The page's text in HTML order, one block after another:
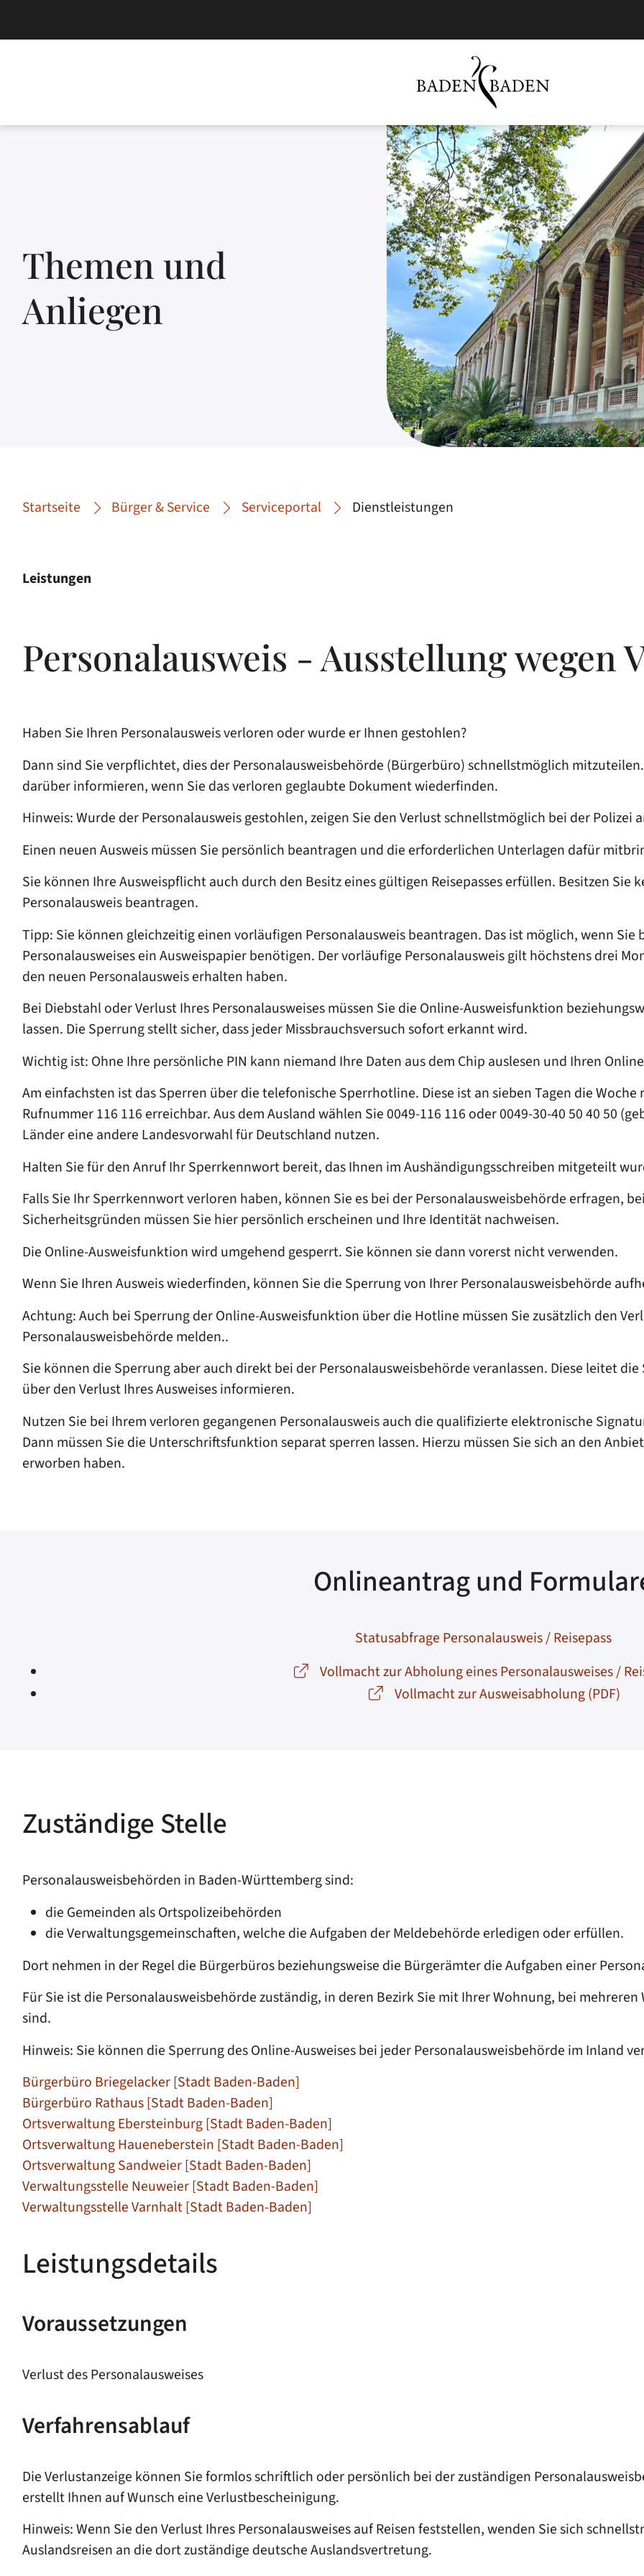
Themen und
Anliegen
Startseite Bürger & Service Serviceportal Dienstleistungen
Leistungen
Personalausweis - Ausstellung wegen
Haben Sie Ihren Personalausweis verloren oder wurde er Ihnen gestohlen?
Dann sind Sie verpflichtet, dies der Personalausweisbehörde (Bürgerbüro) schnellstmöglich
darüber informieren, wenn Sie das verloren geglaubte Dokument wiederfinden.
Hinweis: Wurde der Personalausweis gestohlen, zeigen Sie den Verlust schnellstmöglich bei der Polizei
Einen neuen Ausweis müssen Sie persönlich beantragen und die erforderlichen Unterlagen dafür
Sie können Ihre Ausweispflicht auch durch den Besitz eines gültigen Reisepasses erfüllen. Besitzen Sie
Personalausweis beantragen.
Tipp: Sie können gleichzeitig einen vorläufigen Personalausweis beantragen. Das ist möglich, wenn
Personalausweises ein Ausweispapier benötigen. Der vorläufige Personalausweis gilt höchstens drei
den neuen Personalausweis erhalten haben.
Bei Diebstahl oder Verlust Ihres Personalausweises müssen Sie die Online-Ausweisfunktion
lassen. Die Sperrung stellt sicher, dass jeder Missbrauchsversuch sofort erkannt wird.
Wichtig ist: Ohne Ihre persönliche PIN kann niemand Ihre Daten aus dem Chip auslesen und Ihren
Am einfachsten ist das Sperren über die telefonische Sperrhotline. Diese ist an sieben Tagen die
Rufnummer 116 116 erreichbar. Aus dem Ausland wählen Sie 0049-116 116 oder 0049-30-40 50 40 50
Länder eine andere Landesvorwahl für Deutschland nutzen.
Halten Sie für den Anruf Ihr Sperrkennwort bereit, das Ihnen im Aushändigungsschreiben mitgeteilt
Falls Sie Ihr Sperrkennwort verloren haben, können Sie es bei der Personalausweisbehörde erfragen,
Sicherheitsgründen müssen Sie hier persönlich erscheinen und Ihre Identität nachweisen.
Die Online-Ausweisfunktion wird umgehend gesperrt. Sie können sie dann vorerst nicht verwenden.
Wenn Sie Ihren Ausweis wiederfinden, können Sie die Sperrung von Ihrer Personalausweisbehörde
Achtung: Auch bei Sperrung der Online-Ausweisfunktion über die Hotline müssen Sie zusätzlich den
Personalausweisbehörde melden..
Sie können die Sperrung aber auch direkt bei der Personalausweisbehörde veranlassen. Diese leitet
über den Verlust Ihres Ausweises informieren.
Nutzen Sie bei Ihrem verloren gegangenen Personalausweis auch die qualifizierte elektronische
Dann müssen Sie die Unterschriftsfunktion separat sperren lassen. Hierzu müssen Sie sich an den
erworben haben.
Onlineantrag und
Statusabfrage Personalausweis / Reisepass
Vollmacht zur Abholung eines Personalausweises /
Vollmacht zur Ausweisabholung (PDF)
Zuständige Stelle
Personalausweisbehörden in Baden-Württemberg sind:
die Gemeinden als Ortspolizeibehörden
die Verwaltungsgemeinschaften,welche die Aufgaben der Meldebehörde erledigen oder erfüllen.
Dort nehmen in der Regel die Bürgerbüros beziehungsweise die Bürgerämter die Aufgaben einer
Für Sie ist die Personalausweisbehörde zuständig, in deren Bezirk Sie mit Ihrer Wohnung, bei
sind.
Hinweis: Sie können die Sperrung des Online-Ausweises bei jeder Personalausweisbehörde im Inland
Bürgerbüro Briegelacker [Stadt Baden-Baden]
Bürgerbüro Rathaus [Stadt Baden-Baden]
Ortsverwaltung Ebersteinburg [Stadt Baden-Baden]
Ortsverwaltung Haueneberstein [Stadt Baden-Baden]
Ortsverwaltung Sandweier [Stadt Baden-Baden]
Verwaltungsstelle Neuweier [Stadt Baden-Baden]
Verwaltungsstelle Varnhalt [Stadt Baden-Baden]
Leistungsdetails
Voraussetzungen
Verlust des Personalausweises
Verfahrensablauf
Die Verlustanzeige können Sie formlos schriftlich oder persönlich bei der zuständigen
erstellt Ihnen auf Wunsch eine Verlustbescheinigung.
Hinweis: Wenn Sie den Verlust Ihres Personalausweises auf Reisen feststellen, wenden Sie sich
Auslandsreisen an die dort zuständige deutsche Auslandsvertretung.